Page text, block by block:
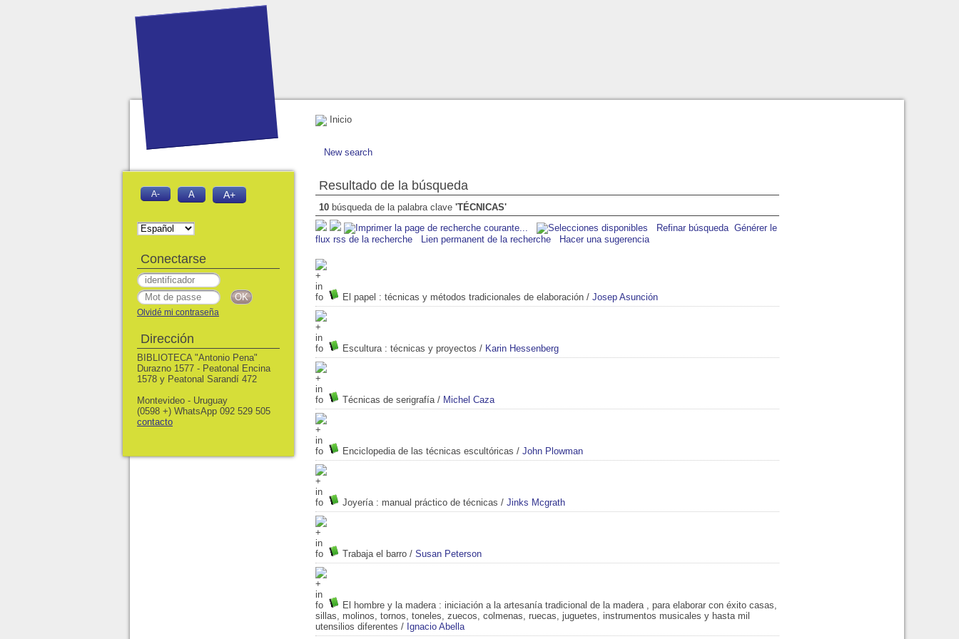
Inicio
New search
Resultado de la búsqueda
10 búsqueda de la palabra clave 'TÉCNICAS'
Refinar búsqueda Générer le
flux rss de la recherche
Lien permanent de la recherche Hacer una sugerencia
El papel : técnicas y métodos tradicionales de elaboración / Josep Asunción
Escultura : técnicas y proyectos / Karin Hessenberg
Técnicas de serigrafía / Michel Caza
Enciclopedia de las técnicas escultóricas / John Plowman
Joyería : manual práctico de técnicas / Jinks Mcgrath
Trabaja el barro / Susan Peterson
El hombre y la madera : iniciación a la artesanía tradicional de la madera , para elaborar con éxito casas,
sillas, molinos, tornos, toneles, zuecos, colmenas, ruecas, juguetes, instrumentos musicales y hasta mil
utensilios diferentes / Ignacio Abella
A- A A+
Conectarse
Olvidé mi contraseña
Dirección
BIBLIOTECA "Antonio Pena"
Durazno 1577 - Peatonal Encina
1578 y Peatonal Sarandí 472
Montevideo - Uruguay
(0598 +) WhatsApp 092 529 505
contacto